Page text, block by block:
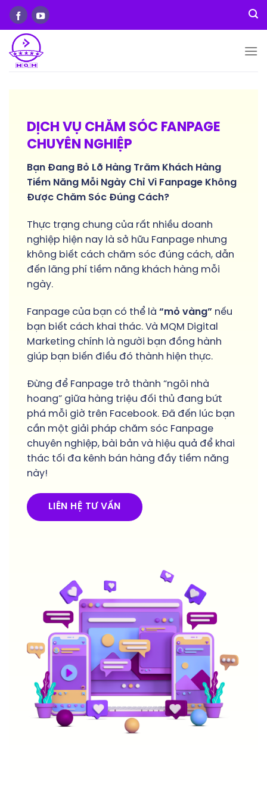
Skip
content
DỊCH VỤ CHĂM SÓC FANPAGE
CHUYÊN NGHIỆP
Bạn Đang Bỏ Lỡ Hàng Trăm Khách Hàng
Tiềm Năng Mỗi Ngày Chỉ Vì Fanpage Không
Được Chăm Sóc Đúng Cách?
Thực trạng chung của rất nhiều doanh
nghiệp hiện nay là sở hữu Fanpage nhưng
không biết cách chăm sóc đúng cách, dẫn
đến lãng phí tiềm năng khách hàng mỗi
ngày.
Fanpage của bạn có thể là “mỏ vàng” nếu
bạn biết cách khai thác. Và MQM Digital
Marketing chính là người bạn đồng hành
giúp bạn biến điều đó thành hiện thực.
Đừng để Fanpage trở thành “ngôi nhà
hoang” giữa hàng triệu đối thủ đang bứt
phá mỗi giờ trên Facebook. Đã đến lúc bạn
cần một giải pháp chăm sóc Fanpage
chuyên nghiệp, bài bản và hiệu quả để khai
thác tối đa kênh bán hàng đầy tiềm năng
này!
LIÊN HỆ TƯ VẤN